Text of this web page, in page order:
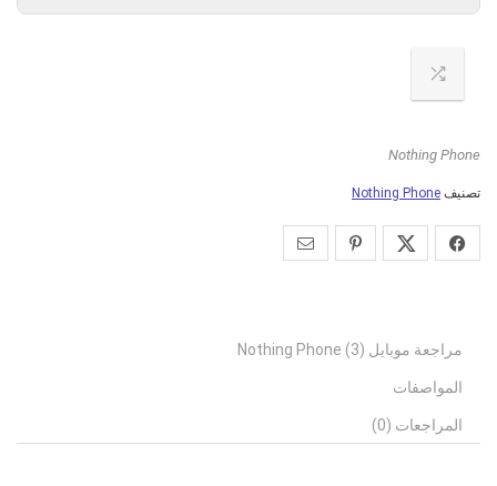
Nothing Phone
تصنيف Nothing Phone
مراجعة موبايل Nothing Phone (3)
المواصفات
المراجعات (0)